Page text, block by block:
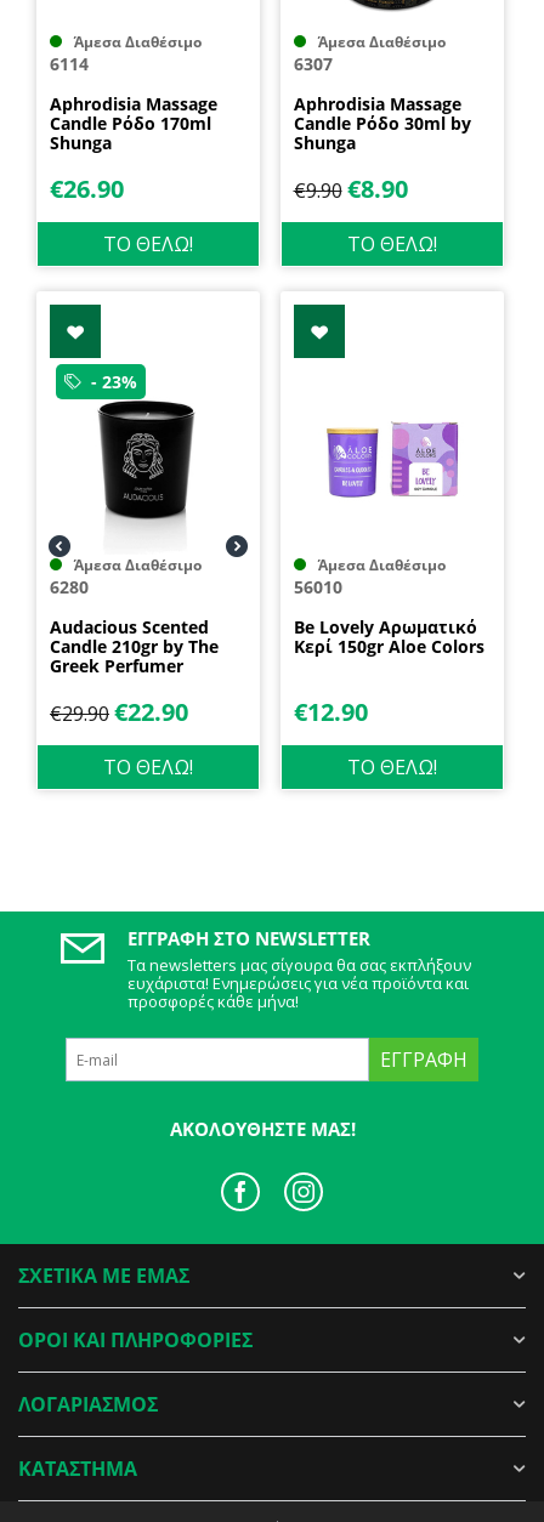
Άμεσα Διαθέσιμο
6114
Aphrodisia Massage
Candle Ρόδο 170ml
Shunga
€26.90
ΤΟ ΘΕΛΩ!
Άμεσα Διαθέσιμο
6307
Aphrodisia Massage
Candle Ρόδο 30ml by
Shunga
€9.90 €8.90
ΤΟ ΘΕΛΩ!
- 23%
Άμεσα Διαθέσιμο
6280
Audacious Scented
Candle 210gr by The
Greek Perfumer
€29.90€22.90
ΤΟ ΘΕΛΩ!
Άμεσα Διαθέσιμο
56010
Be Lovely Αρωματικό
Κερί 150gr Aloe Colors
€12.90
ΤΟ ΘΕΛΩ!
ΕΓΓΡΑΦΉ ΣΤΟ NEWSLETTER
Τα newsletters μας σίγουρα θα σας εκπλήξουν
ευχάριστα! Ενημερώσεις για νέα προϊόντα και
προσφορές κάθε μήνα!
ΕΓΓΡΑΦΉ
ΑΚΟΛΟΥΘΉΣΤΕ ΜΑΣ!
ΣΧΕΤΙΚΑ ΜΕ ΕΜΑΣ
ΟΡΟΙ ΚΑΙ ΠΛΗΡΟΦΟΡΙΕΣ
ΛΟΓΑΡΙΑΣΜΟΣ
ΚΑΤΑΣΤΗΜΑ